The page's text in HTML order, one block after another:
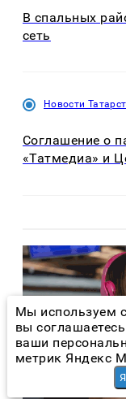
В спальных
сеть
Новости
Соглашение о
«Татмедиа» и
Мы используем
вы
ваши
метрик Яндекс